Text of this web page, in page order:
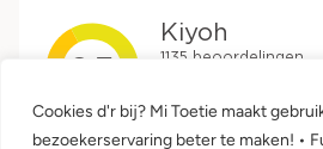
Cookies d'r bij? Mi Toetie maakt
bezoekerservaring beter te maken! •